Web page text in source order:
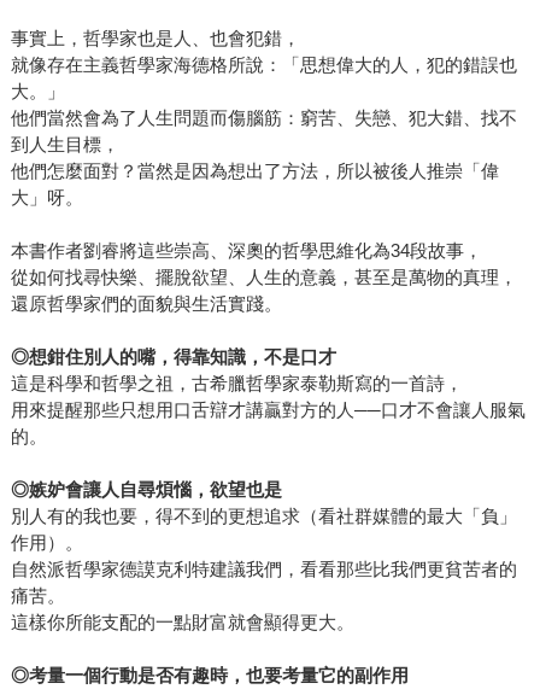
事實上，哲學家也是人、也會犯錯，
就像存在主義哲學家海德格所說：「思想偉大的人，犯的錯誤也
大。」
他們當然會為了人生問題而傷腦筋：窮苦、失戀、犯大錯、找不
到人生目標，
他們怎麼面對？當然是因為想出了方法，所以被後人推崇「偉
大」呀。
本書作者劉睿將這些崇高、深奧的哲學思維化為34段故事，
從如何找尋快樂、擺脫欲望、人生的意義，甚至是萬物的真理，
還原哲學家們的面貌與生活實踐。
◎想鉗住別人的嘴，得靠知識，不是口才
這是科學和哲學之祖，古希臘哲學家泰勒斯寫的一首詩，
用來提醒那些只想用口舌辯才講贏對方的人──口才不會讓人服氣
的。
◎嫉妒會讓人自尋煩惱，欲望也是
別人有的我也要，得不到的更想追求（看社群媒體的最大「負」
作用）。
自然派哲學家德謨克利特建議我們，看看那些比我們更貧苦者的
痛苦。
這樣你所能支配的一點財富就會顯得更大。
◎考量一個行動是否有趣時，也要考量它的副作用